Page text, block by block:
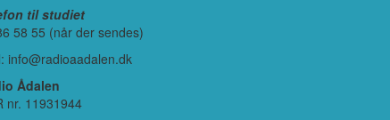
til studiet
58 55 (når der sendes)
info@radioaadalen.dk
Ådalen
nr. 11931944